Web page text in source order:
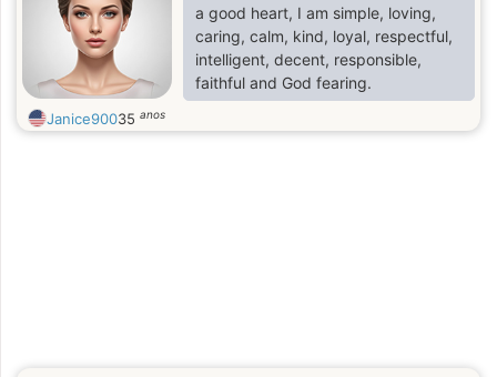
a good heart, I am simple, loving,
caring, calm, kind, loyal, respectful,
intelligent, decent, responsible,
faithful and God fearing.
Janice90035 anos